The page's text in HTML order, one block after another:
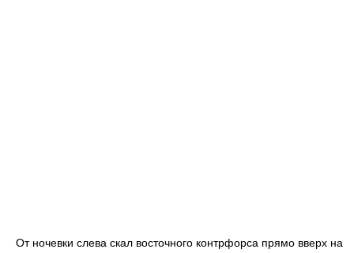
От ночевки cлева скал восточного контрфорса прямо вверх на